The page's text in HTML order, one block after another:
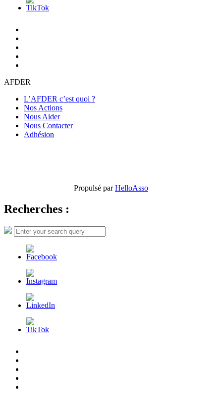
AFDER
L’AFDER c’est quoi ?
Nos Actions
Nous Aider
Nous Contacter
Adhésion
Propulsé parHelloAsso
Recherches :
Search
for:
Search